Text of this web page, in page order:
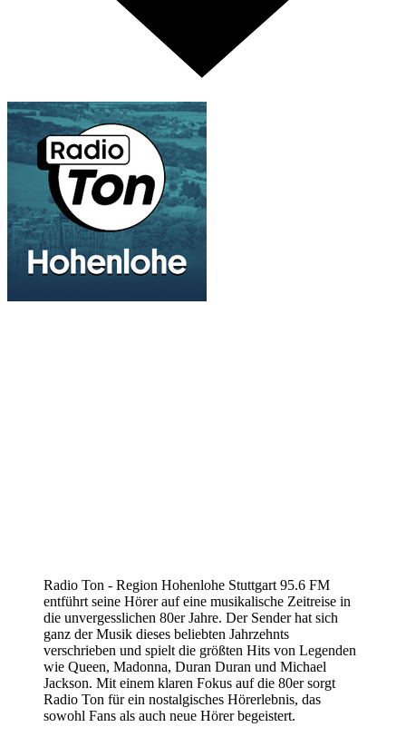
Radio Ton - Region Hohenlohe Stuttgart 95.6 FM
entführt seine Hörer auf eine musikalische Zeitreise in
die unvergesslichen 80er Jahre. Der Sender hat sich
ganz der Musik dieses beliebten Jahrzehnts
verschrieben und spielt die größten Hits von Legenden
wie Queen, Madonna, Duran Duran und Michael
Jackson. Mit einem klaren Fokus auf die 80er sorgt
Radio Ton für ein nostalgisches Hörerlebnis, das
sowohl Fans als auch neue Hörer begeistert.